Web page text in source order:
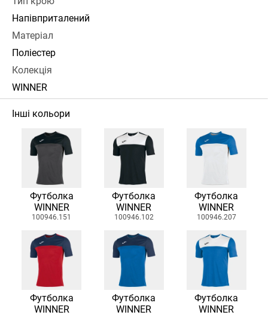
Напівприталений
Матеріал
Поліестер
Колекція
WINNER
Інші кольори
Футболка
WINNER
100946.151
Футболка
WINNER
100946.102
Футболка
WINNER
100946.207
Футболка
WINNER
Футболка
WINNER
Футболка
WINNER